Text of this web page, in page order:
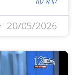
20/05/2026